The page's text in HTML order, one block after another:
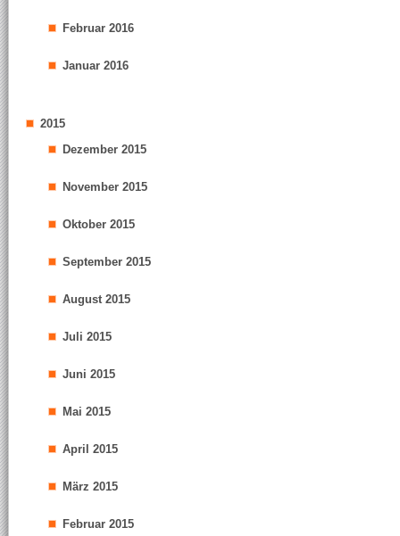
Februar 2016
Januar 2016
2015
Dezember 2015
November 2015
Oktober 2015
September 2015
August 2015
Juli 2015
Juni 2015
Mai 2015
April 2015
März 2015
Februar 2015